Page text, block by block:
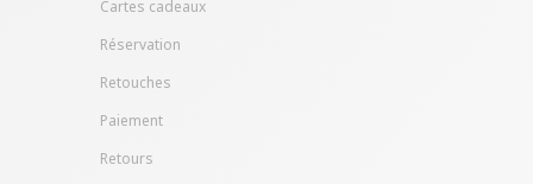
Cartes cadeaux
Réservation
Retouches
Paiement
Retours